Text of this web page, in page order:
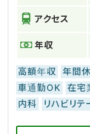
アクセス
年収
高額年収 年間
車通勤OK
在宅
内科
リハビリテ